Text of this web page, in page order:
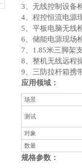
3、无线控制设备
4、程控恒流电源
5、平板电脑无线
6、储能电源现场
7、1.85米三脚架
8、整机无线远程
9、三防拉杆箱携
应用领域：
场景
测试
对象
数量
规格参数：